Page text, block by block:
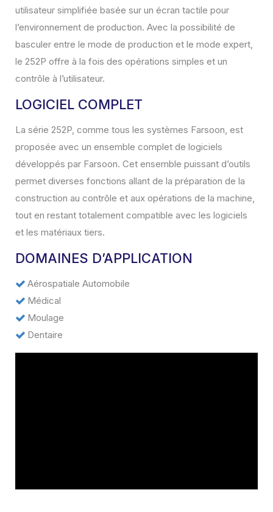
utilisateur simplifiée basée sur un écran tactile pour
l’environnement de production. Avec la possibilité de
basculer entre le mode de production et le mode expert,
le 252P offre à la fois des opérations simples et un
contrôle à l’utilisateur.
LOGICIEL COMPLET
La série 252P, comme tous les systèmes Farsoon, est
proposée avec un ensemble complet de logiciels
développés par Farsoon. Cet ensemble puissant d’outils
permet diverses fonctions allant de la préparation de la
construction au contrôle et aux opérations de la machine,
tout en restant totalement compatible avec les logiciels
et les matériaux tiers.
DOMAINES D’APPLICATION
Aérospatiale Automobile
Médical
Moulage
Dentaire